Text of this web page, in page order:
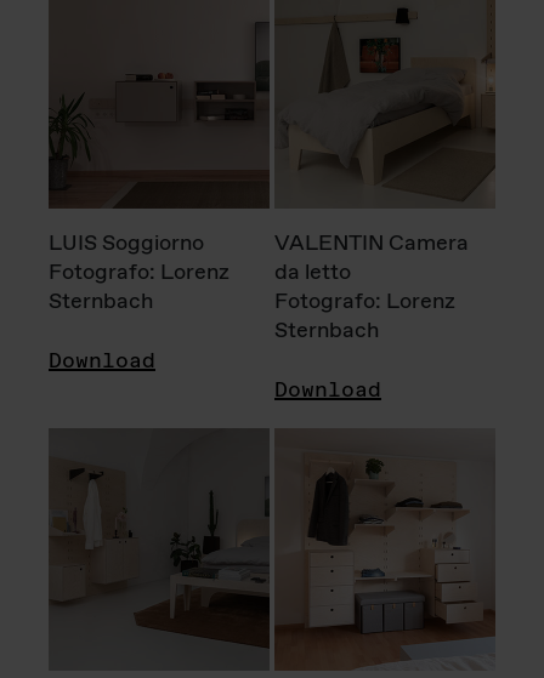
LUIS Soggiorno
Fotografo: Lorenz
Sternbach
Download
VALENTIN Camera
da letto
Fotografo: Lorenz
Sternbach
Download